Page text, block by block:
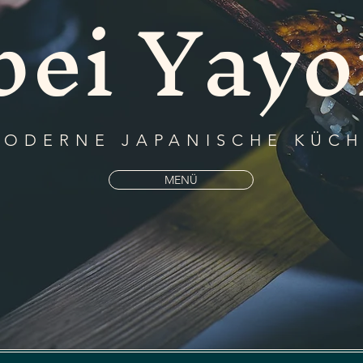
JAPANISCHE
MENÜ